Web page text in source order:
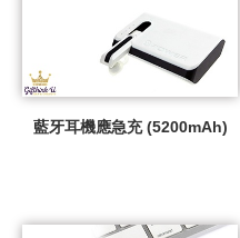
藍牙耳機應急充 (5200mAh)